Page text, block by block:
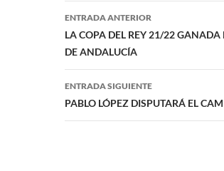
Navegación
de
entradas
ENTRADA ANTERIOR
LA COPA DEL REY 21/22 GANADA
DE ANDALUCÍA
ENTRADA SIGUIENTE
PABLO LÓPEZ DISPUTARÁ EL